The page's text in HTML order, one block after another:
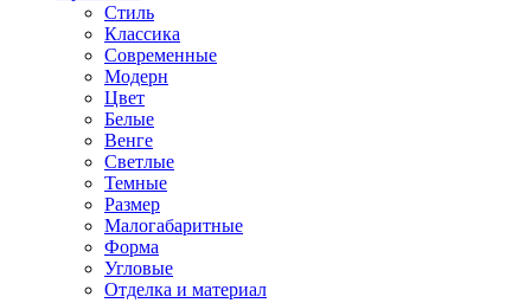
Стиль
Классика
Современные
Модерн
Цвет
Белые
Венге
Светлые
Темные
Размер
Малогабаритные
Форма
Угловые
Отделка и материал